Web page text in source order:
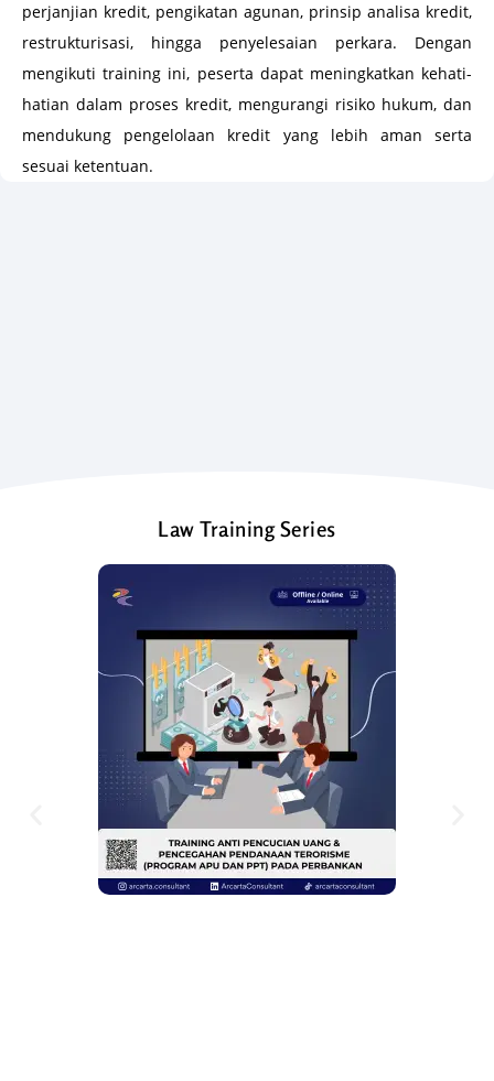
perjanjian kredit, pengikatan agunan, prinsip analisa kredit,
restrukturisasi, hingga penyelesaian perkara. Dengan
mengikuti training ini, peserta dapat meningkatkan kehati-
hatian dalam proses kredit, mengurangi risiko hukum, dan
mendukung pengelolaan kredit yang lebih aman serta
sesuai ketentuan.
Law Training Series